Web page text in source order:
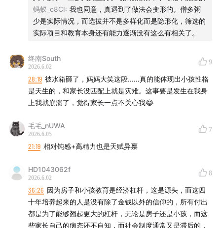
博雅式教育，liberalarts，让灵魂自由，找到那个热
52:28 对自己做父母的底线就是我不要进入到“父母是祸害
小组“？
🎤本期主播：
匠」主理人
Cindy | 资深吃喝玩乐分析师，精神自由但钱包尚未自由
95后
【远行者与碎冰匠】听友群：如果你也愿意跟我们聊聊爱/
美/钱的故事，欢迎扫码加入专属听友群，群内经常随机掉
落主播一起聊天，微信搜索 wtltw2015，添加Cindy微
蚂蚁_c8CI: 我也同意，真遇到了做法会变形的。僧多粥
少是实际情况，而选拔并不是多样化而是隐形化，筛选的
实际项目和教育本身还有能力逐渐没有这么有相关了。
终南South
2026.6.02
9
28:19 被水箱砸了，妈妈大笑这段......真的能体现出小孩性格
是天生的，和家长没匹配上就是灾难。这事要是发生在我身
上我就崩溃了，觉得家长一点不关心我😂
毛毛_nUWA
2026.6.05
7
21:19 相对钝感+高精力也是天赋异禀
HD1043062f
2026.6.02
8
36:26 因为房子和小孩教育是经济杠杆，这是源头，而这四
十年培养起来的人是没有除了金钱以外的信仰的，所有付出
都是为了能够翘起更大的杠杆，无论是房子还是小孩，而这
些家长自己的病态还不自知，而社会制度通常又是滞后的，